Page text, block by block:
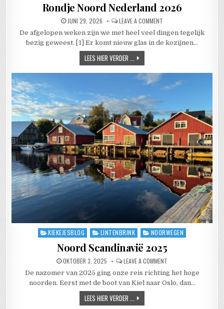
Rondje Noord Nederland 2026
PUBLISHED DATE:
JUNI 29, 2026 LEAVE A COMMENT
De afgelopen weken zijn we met heel veel dingen tegelijk
bezig geweest. [1] Er komt nieuw glas in de kozijnen…
LEES HIER VERDER ... RONDJE NOORD NEDERLAND 2026
Posted in
KIEKEJESBLOG LINTENBRINK NOORWEGEN
Noord Scandinavië 2025
PUBLISHED DATE:
OKTOBER 3, 2025 LEAVE A COMMENT
De nazomer van 2025 ging onze reis richting het hoge
noorden. Eerst met de boot van Kiel naar Oslo, dan…
LEES HIER VERDER ... NOORD SCANDINAVIË 2025